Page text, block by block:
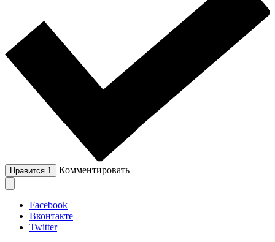
Нравится 1 Комментировать
Facebook
Вконтакте
Twitter